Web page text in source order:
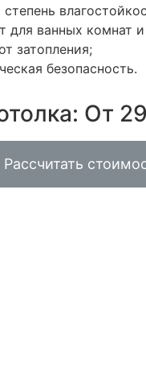
для ванных комнат
затопления;
безопасность.
От
Рассчитать